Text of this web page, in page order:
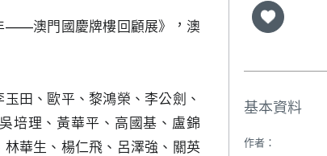
——澳門國慶牌樓回顧展》，澳
田、歐平、黎鴻榮、李公劍、
培理、黃華平、高國基、盧錦
華生、楊仁飛、呂澤強、關英
基本資料
作者：